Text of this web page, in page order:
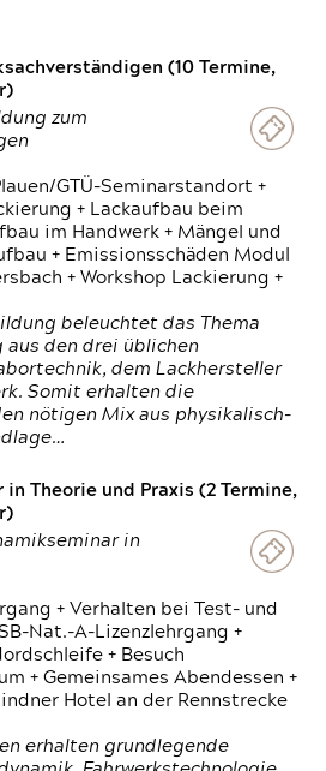
(10 Termine,
zum
GTÜ-Seminarstandort +
+ Lackaufbau beim
im Handwerk + Mängel und
+ Emissionsschäden Modul
+ Workshop Lackierung +
beleuchtet das Thema
aus den drei üblichen
dem Lackhersteller
Somit erhalten die
nötigen Mix aus physikalisch-
Theorie und Praxis (2 Termine,
in
+ Verhalten bei Test- und
Nat.-A-Lizenzlehrgang +
+ Besuch
+ Gemeinsames Abendessen +
Hotel an der Rennstrecke
erhalten grundlegende